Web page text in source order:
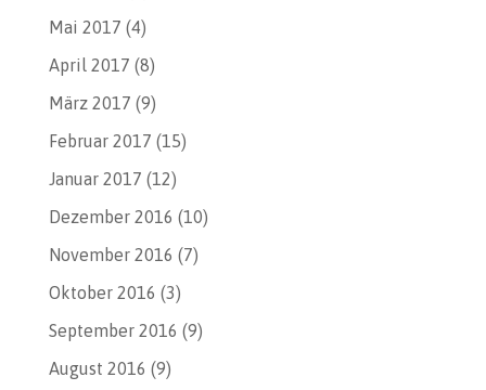
Mai 2017 (4)
April 2017 (8)
März 2017 (9)
Februar 2017 (15)
Januar 2017 (12)
Dezember 2016 (10)
November 2016 (7)
Oktober 2016 (3)
September 2016 (9)
August 2016 (9)